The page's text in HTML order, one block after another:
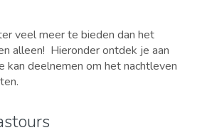
veel meer te bieden dan het
alleen! Hieronder ontdek je aan
kan deelnemen om het nachtleven